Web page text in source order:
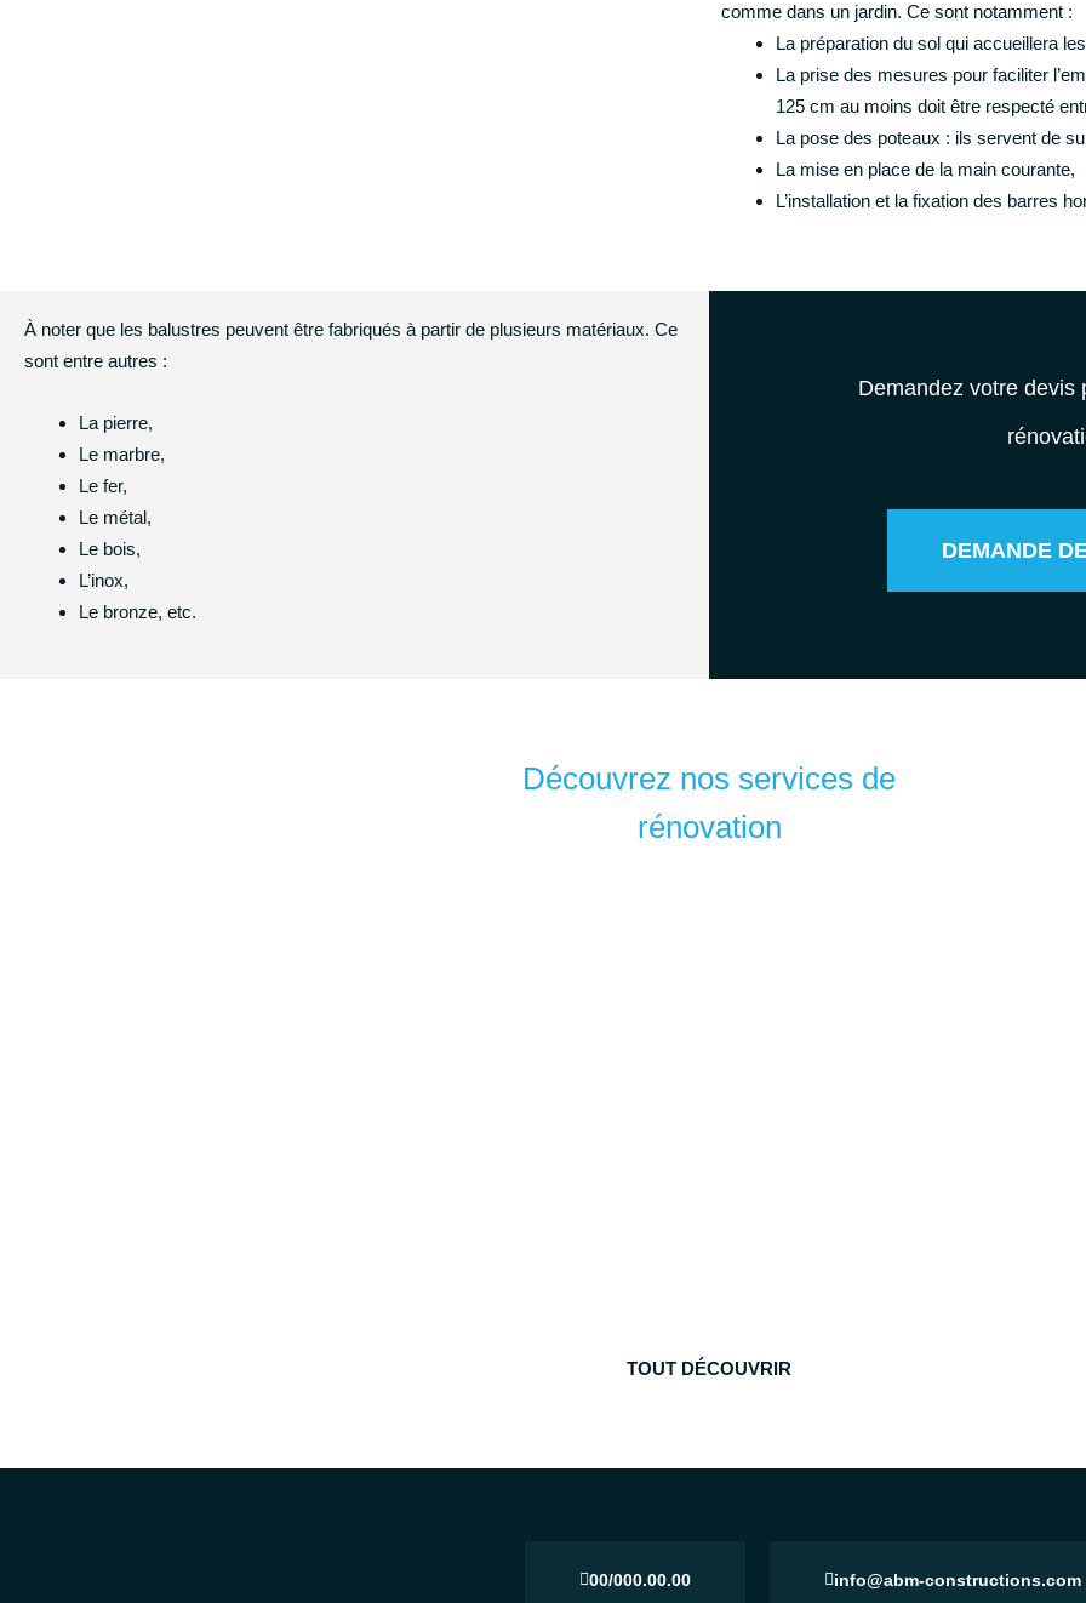
comme dans un jardin. Ce sont notamment :
La préparation du sol qui accueillera
La prise des mesures pour faciliter
125 cm au moins doit être respecté
La pose des poteaux : ils servent de
La mise en place de la main courante,
L’installation et la fixation des barres
À noter que les balustres peuvent être fabriqués à partir de plusieurs matériaux. Ce
sont entre autres :
La pierre,
Le marbre,
Le fer,
Le métal,
Le bois,
L’inox,
Le bronze, etc.
Demandez votre devis
DEMANDE
Découvrez nos services de
rénovation
TOUT DÉCOUVRIR
00/000.00.00 info@abm-constructions.com